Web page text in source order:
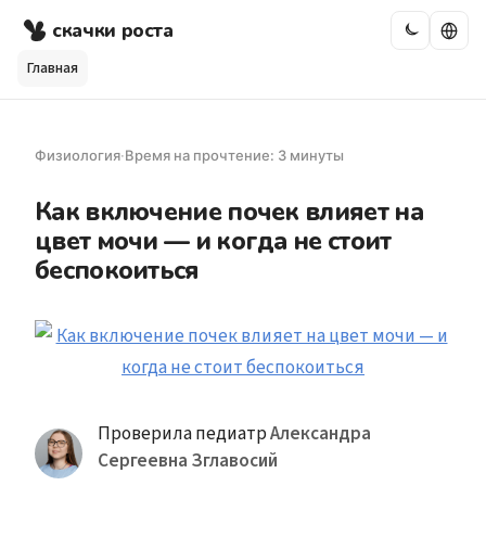
скачки роста
Главная
Физиология·Время на прочтение: 3 минуты
Как включение почек влияет на
цвет мочи — и когда не стоит
беспокоиться
Проверила педиатрАлександра
Сергеевна Зглавосий